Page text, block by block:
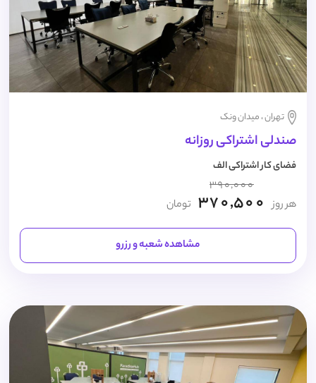
تهران ، میدان ونک
صندلی اشتراکی روزانه
فضای کار اشتراکی الف
هر روز
390,000
370,500 تومان
مشاهده شعبه و رزرو